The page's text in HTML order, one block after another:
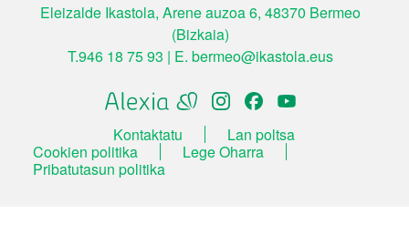
Eleizalde Ikastola, Arene auzoa 6, 48370 Bermeo
(Bizkaia)
T.946 18 75 93 | E.bermeo@ikastola.eus
ORRI-OINA
Kontaktatu Lan poltsa
TESTU-LEGALAK
Cookien politika
Lege Oharra
Pribatutasun politika